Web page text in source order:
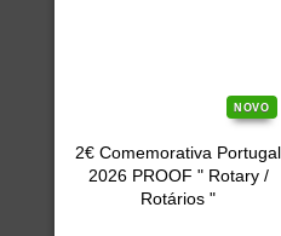
NOVO
2€ Comemorativa Portugal
2026 PROOF " Rotary /
Rotários "